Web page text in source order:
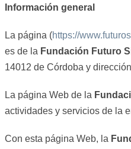
Información general
La página (https://
es de la Fundación Futuro
14012 de Córdoba y
La página Web de la
actividades y servicios de la
Con esta página Web, la